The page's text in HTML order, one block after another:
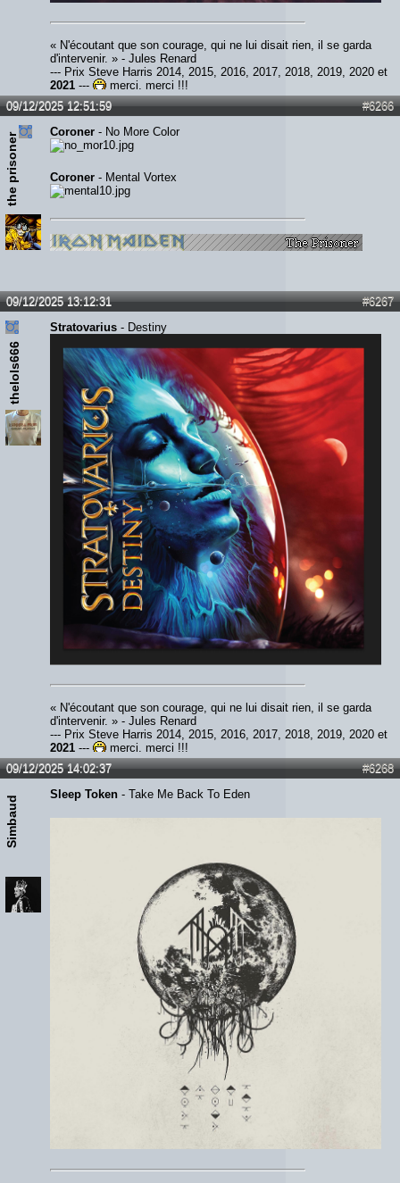
« N'écoutant que son courage, qui ne lui disait rien, il se garda
d'intervenir. » - Jules Renard
--- Prix Steve Harris 2014, 2015, 2016, 2017, 2018, 2019, 2020 et
2021 ---
merci, merci !!!
#6266
09/12/2025 12:51:59
the prisoner
Coroner - No More Color
Coroner - Mental Vortex
#6267
09/12/2025 13:12:31
thelols666
Stratovarius - Destiny
« N'écoutant que son courage, qui ne lui disait rien, il se garda
d'intervenir. » - Jules Renard
--- Prix Steve Harris 2014, 2015, 2016, 2017, 2018, 2019, 2020 et
2021 ---
merci, merci !!!
#6268
09/12/2025 14:02:37
Simbaud
Sleep Token - Take Me Back To Eden